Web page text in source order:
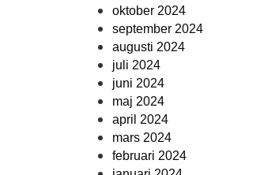
oktober 2024
september 2024
augusti 2024
juli 2024
juni 2024
maj 2024
april 2024
mars 2024
februari 2024